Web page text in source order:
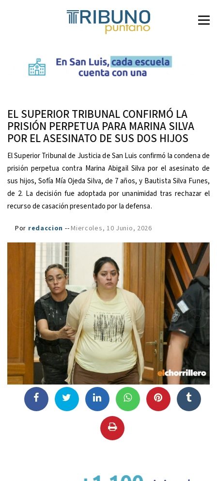
EL SUPERIOR TRIBUNAL CONFIRMÓ LA
PRISIÓN PERPETUA PARA MARINA SILVA
POR EL ASESINATO DE SUS DOS HIJOS
El Superior Tribunal de Justicia de San Luis confirmó la condena de
prisión perpetua contra Marina Abigail Silva por el asesinato de
sus hijos, Sofía Mía Ojeda Silva, de 7 años, y Bautista Silva Funes,
de 2. La decisión fue adoptada por unanimidad tras rechazar el
recurso de casación presentado por la defensa.
Por redaccion --Miercoles, 10 Junio, 2026